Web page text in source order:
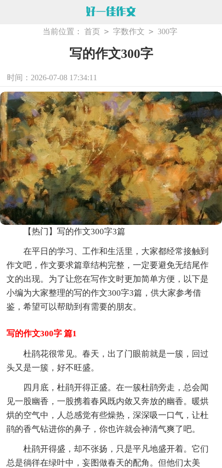
当前位置： 首页 > 字数作文 > 300字
写的作文300字
时间：2026-07-08 17:34:11
【热门】写的作文300字3篇
在平日的学习、工作和生活里，大家都经常接触到
作文吧，作文要求篇章结构完整，一定要避免无结尾作
文的出现。为了让您在写作文时更加简单方便，以下是
小编为大家整理的写的作文300字3篇，供大家参考借
鉴，希望可以帮助到有需要的朋友。
写的作文300字 篇1
杜鹃花很常见。春天，出了门眼前就是一簇，回过
头又是一簇，好不旺盛。
四月底，杜鹃开得正盛。在一簇杜鹃旁走，总会闻
见一股幽香，一股携着春风既内敛又奔放的幽香。暖烘
烘的空气中，人总感觉有些燥热，深深吸一口气，让杜
鹃的香气钻进你的鼻子，你也许就会神清气爽了吧。
杜鹃开得盛，却不张扬，只是平凡地盛开着。它们
总是徜徉在绿叶中，妄图做春天的配角。但他们太美